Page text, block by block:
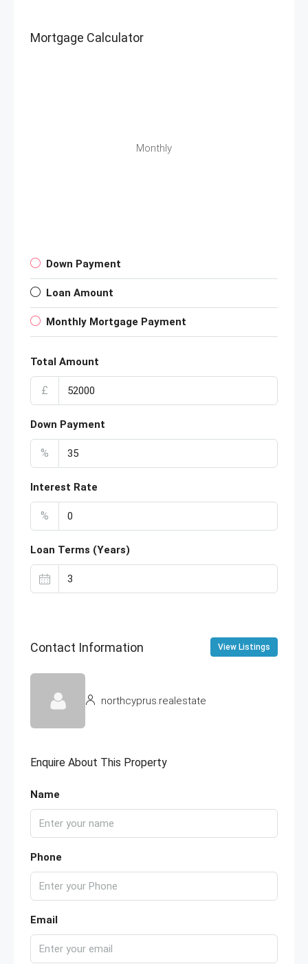
Mortgage Calculator
Monthly
Down Payment
Loan Amount
Monthly Mortgage Payment
Total Amount
£
Down Payment
%
Interest Rate
%
Loan Terms (Years)
Contact Information View Listings
northcyprus.realestate
Enquire About This Property
Name
Phone
Email